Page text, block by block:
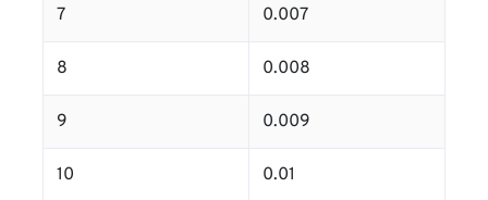
7 0.007
8 0.008
9 0.009
10 0.01